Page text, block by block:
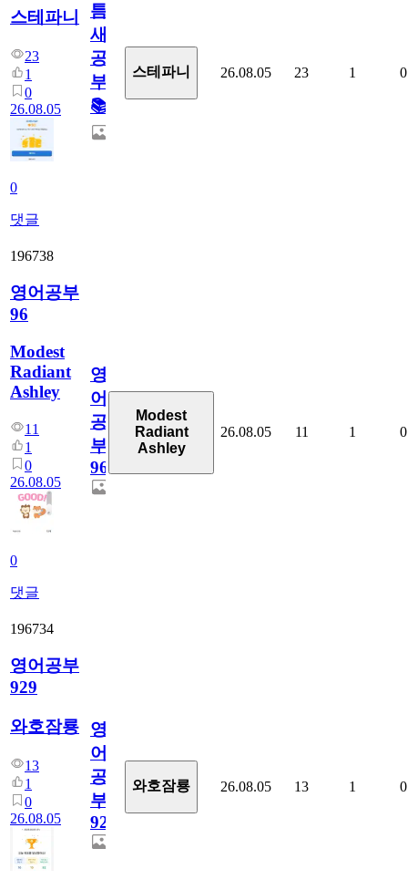
스테파니
23
1
0
26.08.05
0
댓글
틈
새
공
부!
📚
스테파니 26.08.05 23 1 0
196738
영어공부
96
Modest
Radiant
Ashley
11
1
0
26.08.05
0
댓글
영
어
공
부
96
Modest
Radiant
Ashley
26.08.05 11 1 0
196734
영어공부
929
와호잠룡
13
1
0
26.08.05
영
어
공
부
929
와호잠룡 26.08.05 13 1 0